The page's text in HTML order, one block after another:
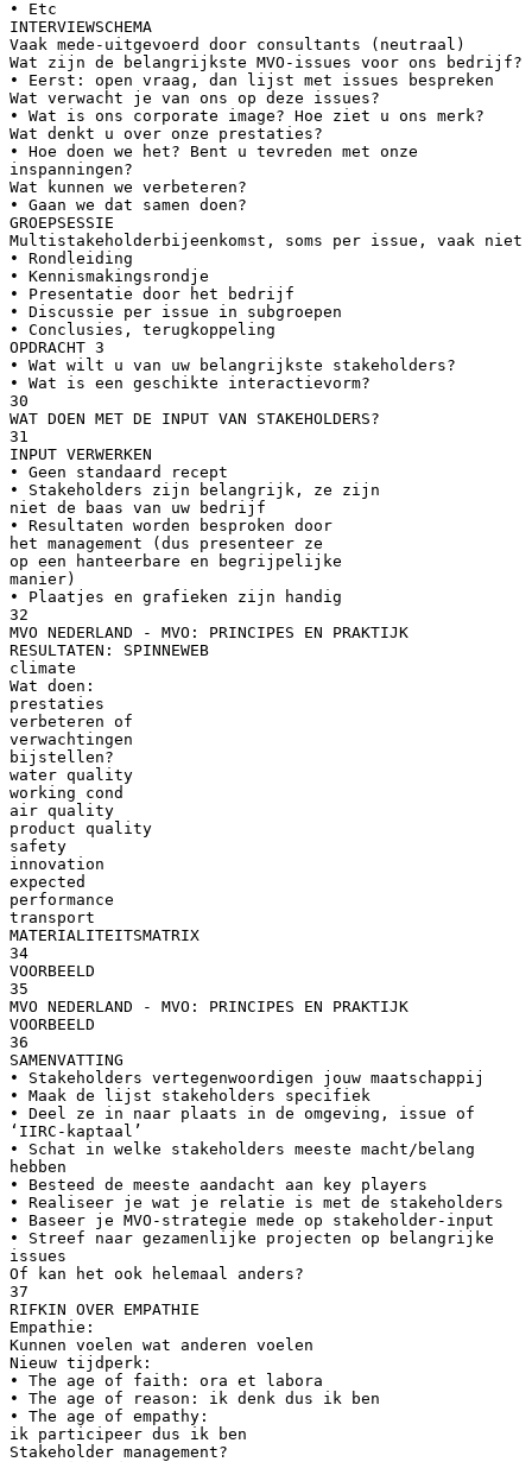
• Etc
INTERVIEWSCHEMA
Vaak mede-uitgevoerd door consultants (neutraal)
Wat zijn de belangrijkste MVO-issues voor ons bedrijf?
• Eerst: open vraag, dan lijst met issues bespreken
Wat verwacht je van ons op deze issues?
• Wat is ons corporate image? Hoe ziet u ons merk?
Wat denkt u over onze prestaties?
• Hoe doen we het? Bent u tevreden met onze
inspanningen?
Wat kunnen we verbeteren?
• Gaan we dat samen doen?
GROEPSESSIE
Multistakeholderbijeenkomst, soms per issue, vaak niet
• Rondleiding
• Kennismakingsrondje
• Presentatie door het bedrijf
• Discussie per issue in subgroepen
• Conclusies, terugkoppeling
OPDRACHT 3
• Wat wilt u van uw belangrijkste stakeholders?
• Wat is een geschikte interactievorm?
30
WAT DOEN MET DE INPUT VAN STAKEHOLDERS?
31
INPUT VERWERKEN
• Geen standaard recept
• Stakeholders zijn belangrijk, ze zijn
niet de baas van uw bedrijf
• Resultaten worden besproken door
het management (dus presenteer ze
op een hanteerbare en begrijpelijke
manier)
• Plaatjes en grafieken zijn handig
32
MVO NEDERLAND - MVO: PRINCIPES EN PRAKTIJK
RESULTATEN: SPINNEWEB
climate
Wat doen:
prestaties
verbeteren of
verwachtingen
bijstellen?
water quality
working cond
air quality
product quality
safety
innovation
expected
performance
transport
MATERIALITEITSMATRIX
34
VOORBEELD
35
MVO NEDERLAND - MVO: PRINCIPES EN PRAKTIJK
VOORBEELD
36
SAMENVATTING
• Stakeholders vertegenwoordigen jouw maatschappij
• Maak de lijst stakeholders specifiek
• Deel ze in naar plaats in de omgeving, issue of
‘IIRC-kaptaal’
• Schat in welke stakeholders meeste macht/belang
hebben
• Besteed de meeste aandacht aan key players
• Realiseer je wat je relatie is met de stakeholders
• Baseer je MVO-strategie mede op stakeholder-input
• Streef naar gezamenlijke projecten op belangrijke
issues
Of kan het ook helemaal anders?
37
RIFKIN OVER EMPATHIE
Empathie:
Kunnen voelen wat anderen voelen
Nieuw tijdperk:
• The age of faith: ora et labora
• The age of reason: ik denk dus ik ben
• The age of empathy:
ik participeer dus ik ben
Stakeholder management?